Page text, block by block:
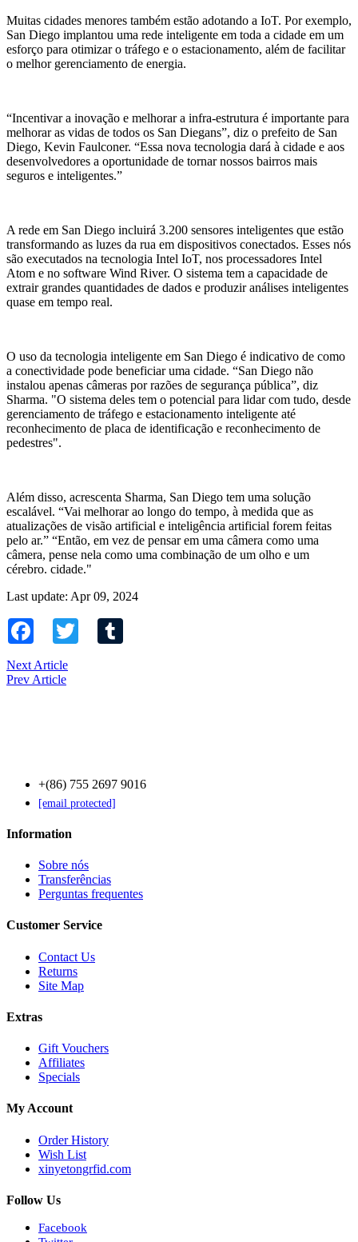
Muitas cidades menores também estão adotando a IoT. Por exemplo,
San Diego implantou uma rede inteligente em toda a cidade em um
esforço para otimizar o tráfego e o estacionamento, além de facilitar
o melhor gerenciamento de energia.
“Incentivar a inovação e melhorar a infra-estrutura é importante para
melhorar as vidas de todos os San Diegans”, diz o prefeito de San
Diego, Kevin Faulconer. “Essa nova tecnologia dará à cidade e aos
desenvolvedores a oportunidade de tornar nossos bairros mais
seguros e inteligentes.”
A rede em San Diego incluirá 3.200 sensores inteligentes que estão
transformando as luzes da rua em dispositivos conectados. Esses nós
são executados na tecnologia Intel IoT, nos processadores Intel
Atom e no software Wind River. O sistema tem a capacidade de
extrair grandes quantidades de dados e produzir análises inteligentes
quase em tempo real.
O uso da tecnologia inteligente em San Diego é indicativo de como
a conectividade pode beneficiar uma cidade. “San Diego não
instalou apenas câmeras por razões de segurança pública”, diz
Sharma. "O sistema deles tem o potencial para lidar com tudo, desde
gerenciamento de tráfego e estacionamento inteligente até
reconhecimento de placa de identificação e reconhecimento de
pedestres".
Além disso, acrescenta Sharma, San Diego tem uma solução
escalável. “Vai melhorar ao longo do tempo, à medida que as
atualizações de visão artificial e inteligência artificial forem feitas
pelo ar.” “Então, em vez de pensar em uma câmera como uma
câmera, pense nela como uma combinação de um olho e um
cérebro. cidade."
Last update: Apr 09, 2024
Facebook Twitter
Next Article
Prev Article
+(86) 755 2697 9016
[email protected]
Information
Sobre nós
Transferências
Perguntas frequentes
Customer Service
Contact Us
Returns
Site Map
Extras
Gift Vouchers
Affiliates
Specials
My Account
Order History
Wish List
xinyetongrfid.com
Follow Us
Facebook